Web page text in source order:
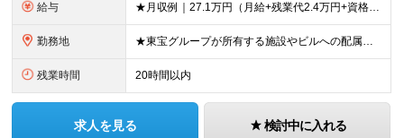
給与 ★月収例｜27.1万円（月給+残業代2.4万円+資格手当0.2万円+家族手当0.85万円） ★賞与年2回＆充実した手当あり！ ■月給23万6,500円～＋賞与年2回＋各種手当 ┗月給には職務手当19
勤務地 ★東宝グループが所有する施設やビルへの配属となります。 ★駅直結～徒歩2分以内だからアクセス楽々◎ ▼配属先は、以下のいずれかです！▼ ・東宝日比谷ビル …日比谷駅より徒歩2分 ・有楽町センタービル
残業時間 20時間以内
求人を見る 検討中に入れる